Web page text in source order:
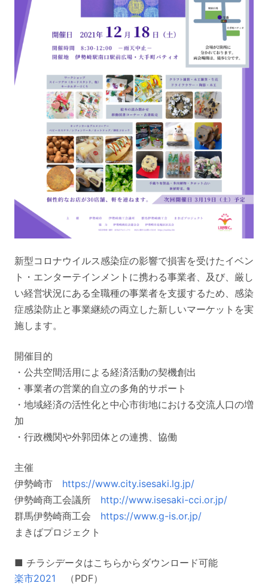
新型コロナウイルス感染症の影響で損害を受けたイベン
ト・エンターテインメントに携わる事業者、及び、厳し
い経営状況にある全職種の事業者を支援するため、感染
症感染防止と事業継続の両立した新しいマーケットを実
施します。
開催目的
・公共空間活用による経済活動の契機創出
・事業者の営業的自立の多角的サポート
・地域経済の活性化と中心市街地における交流人口の増
加
・行政機関や外郭団体との連携、協働
主催
伊勢崎市 https://www.city.isesaki.lg.jp/
伊勢崎商工会議所 http://www.isesaki-cci.or.jp/
群馬伊勢崎商工会 https://www.g-is.or.jp/
まきばプロジェクト
■ チラシデータはこちらからダウンロード可能
楽市2021 （PDF）